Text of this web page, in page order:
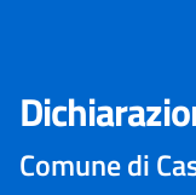
Comune di